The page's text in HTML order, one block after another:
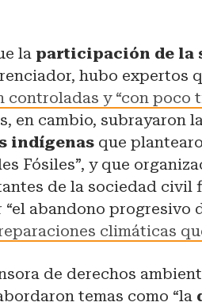
la participación de la
hubo expertos
y “con poco
en cambio, subrayaron
indígenas que
Fósiles”, y que
de la sociedad civil
“el abandono progresivo
climáticas
de derechos
temas como “la